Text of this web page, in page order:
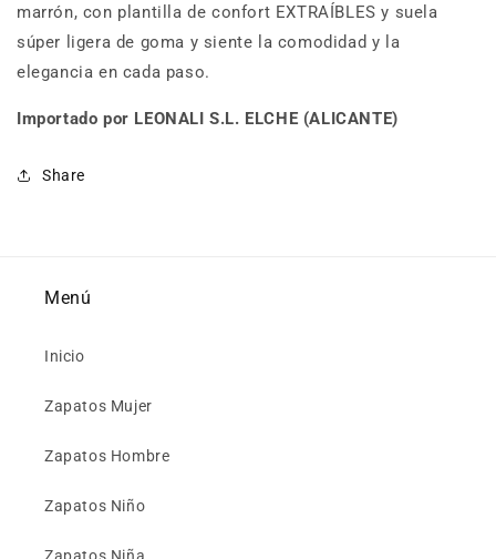
marrón, con plantilla de confort EXTRAÍBLES y suela
súper ligera de goma y siente la comodidad y la
elegancia en cada paso.
Importado por LEONALI S.L. ELCHE (ALICANTE)
Share
Menú
Inicio
Zapatos Mujer
Zapatos Hombre
Zapatos Niño